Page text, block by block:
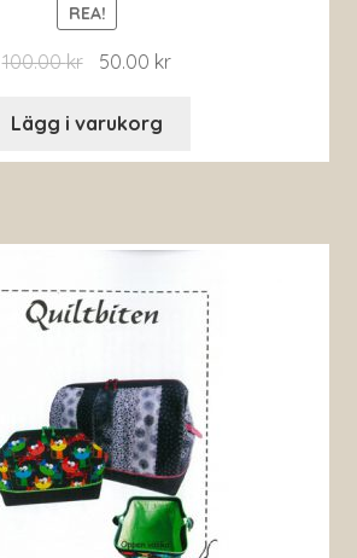
REA!
100.00kr 50.00 kr
Lägg i varukorg